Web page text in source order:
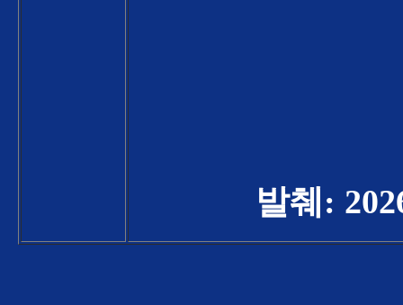
발췌: